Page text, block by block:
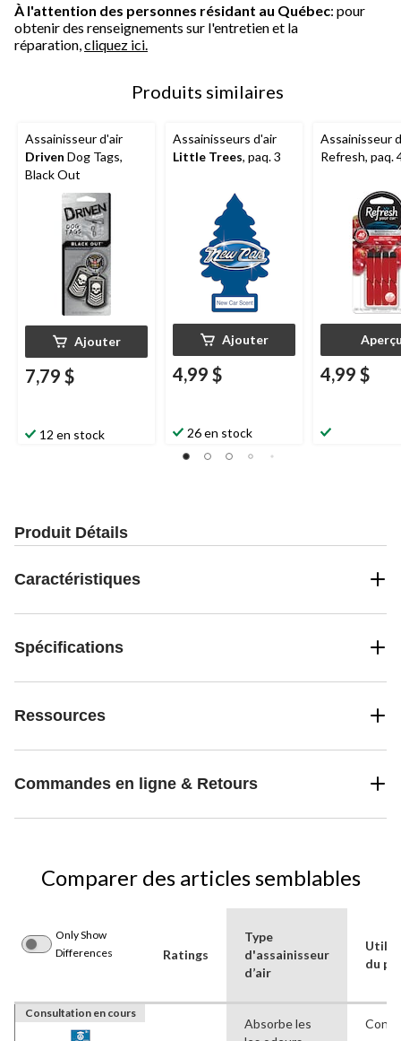
À l'attention des personnes résidant au Québec: pour
obtenir des renseignements sur l'entretien et la
réparation, cliquez ici.
Produits similaires
Assainisseur d'air
Driven Dog Tags,
Black Out
Ajouter
7,79 $
12 en stock
Assainisseurs d'air
Little Trees, paq. 3
Ajouter
4,99 $
26 en stock
Assainisseur
Refresh, paq.
4,99 $
Produit Détails
Caractéristiques
Spécifications
Ressources
Commandes en ligne & Retours
Comparer des articles semblables
Only Show
Differences
Ratings
Type
d'assainisseur
d’air
du
Consultation en cours
Absorbe les